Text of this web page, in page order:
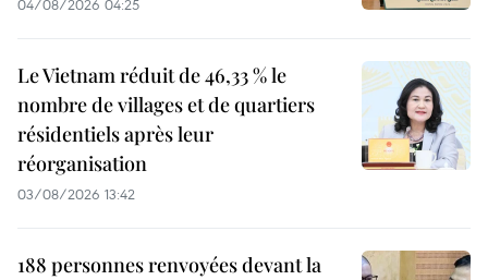
04/08/2026 04:25
Le Vietnam réduit de 46,33 % le
nombre de villages et de quartiers
résidentiels après leur
réorganisation
03/08/2026 13:42
188 personnes renvoyées devant la